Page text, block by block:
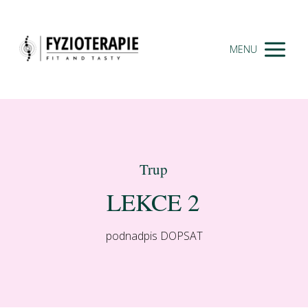
MENU
Trup
LEKCE 2
podnadpis DOPSAT